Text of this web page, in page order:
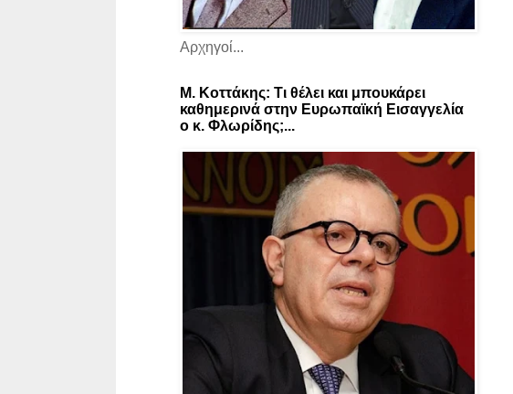
Αρχηγοί...
Μ. Κοττάκης: Τι θέλει και μπουκάρει
καθημερινά στην Ευρωπαϊκή Εισαγγελία
ο κ. Φλωρίδης;...